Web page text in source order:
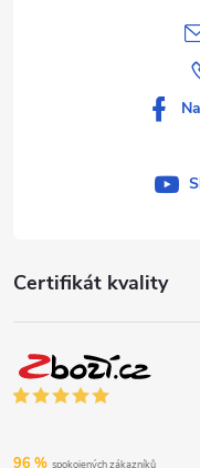
Certifikát kvality
96 % spokojených zákazníků